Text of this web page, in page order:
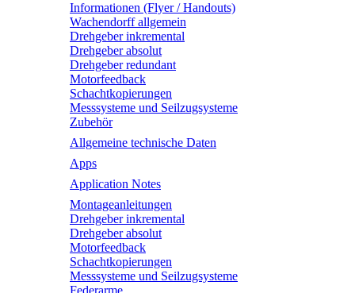
Informationen (Flyer / Handouts)
Wachendorff allgemein
Drehgeber inkremental
Drehgeber absolut
Drehgeber redundant
Motorfeedback
Schachtkopierungen
Messsysteme und Seilzugsysteme
Zubehör
Allgemeine technische Daten
Apps
Application Notes
Montageanleitungen
Drehgeber inkremental
Drehgeber absolut
Motorfeedback
Schachtkopierungen
Messsysteme und Seilzugsysteme
Federarme